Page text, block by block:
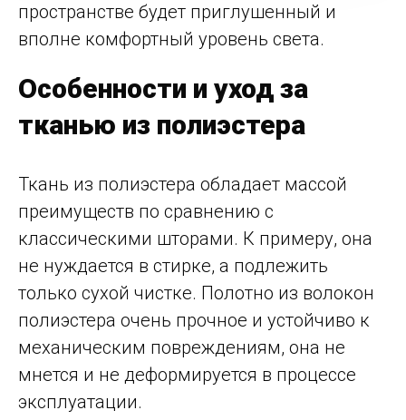
пространстве будет приглушенный и
вполне комфортный уровень света.
Особенности и уход за
тканью из полиэстера
Ткань из полиэстера обладает массой
преимуществ по сравнению с
классическими шторами. К примеру, она
не нуждается в стирке, а подлежить
только сухой чистке. Полотно из волокон
полиэстера очень прочное и устойчиво к
механическим повреждениям, она не
мнется и не деформируется в процессе
эксплуатации.